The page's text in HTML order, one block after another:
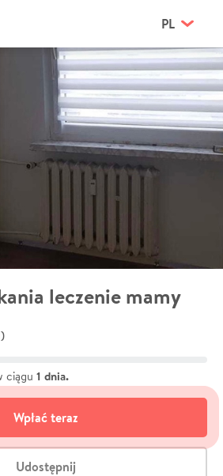
PL
leczenie mamy
ciągu 1 dnia.
Wpłać teraz
Udostępnij